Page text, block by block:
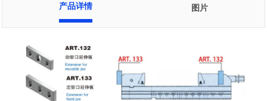
产品详情 图片